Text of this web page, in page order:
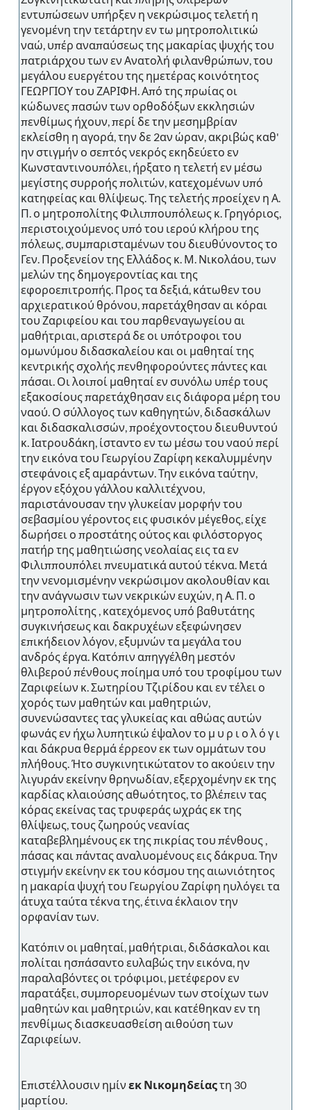
εντυπώσεων υπήρξεν η νεκρώσιμος τελετή η
γενομένη την τετάρτην εν τω μητροπολιτικώ
ναώ, υπέρ αναπαύσεως της μακαρίας ψυχής του
πατριάρχου των εν Ανατολή φιλανθρώπων, του
μεγάλου ευεργέτου της ημετέρας κοινότητος
ΓΕΩΡΓΙΟΥ του ΖΑΡΙΦΗ. Από της πρωίας οι
κώδωνες πασών των ορθοδόξων εκκλησιών
πενθίμως ήχουν, περί δε την μεσημβρίαν
εκλείσθη η αγορά, την δε 2αν ώραν, ακριβώς καθ'
ην στιγμήν ο σεπτός νεκρός εκηδεύετο εν
Κωνσταντινουπόλει, ήρξατο η τελετή εν μέσω
μεγίστης συρροής πολιτών, κατεχομένων υπό
κατηφείας και θλίψεως. Της τελετής προείχεν η Α.
Π. ο μητροπολίτης Φιλιππουπόλεως κ. Γρηγόριος,
περιστοιχούμενος υπό του ιερού κλήρου της
πόλεως, συμπαρισταμένων του διευθύνοντος το
Γεν. Προξενείον της Ελλάδος κ. Μ. Νικολάου, των
μελών της δημογεροντίας και της
εφοροεπιτροπής. Προς τα δεξιά, κάτωθεν του
αρχιερατικού θρόνου, παρετάχθησαν αι κόραι
του Ζαριφείου και του παρθεναγωγείου αι
μαθήτριαι, αριστερά δε οι υπότροφοι του
ομωνύμου διδασκαλείου και οι μαθηταί της
κεντρικής σχολής πενθηφορούντες πάντες και
πάσαι. Οι λοιποί μαθηταί εν συνόλω υπέρ τους
εξακοσίους παρετάχθησαν εις διάφορα μέρη του
ναού. Ο σύλλογος των καθηγητών, διδασκάλων
και διδασκαλισσών, προέχοντοςτου διευθυντού
κ. Ιατρουδάκη, ίσταντο εν τω μέσω του ναού περί
την εικόνα του Γεωργίου Ζαρίφη κεκαλυμμένην
στεφάνοις εξ αμαράντων. Την εικόνα ταύτην,
έργον εξόχου γάλλου καλλιτέχνου,
παριστάνουσαν την γλυκείαν μορφήν του
σεβασμίου γέροντος εις φυσικόν μέγεθος, είχε
δωρήσει ο προστάτης ούτος και φιλόστοργος
πατήρ της μαθητιώσης νεολαίας εις τα εν
Φιλιππουπόλει πνευματικά αυτού τέκνα. Μετά
την νενομισμένην νεκρώσιμον ακολουθίαν και
την ανάγνωσιν των νεκρικών ευχών, η Α. Π. ο
μητροπολίτης , κατεχόμενος υπό βαθυτάτης
συγκινήσεως και δακρυχέων εξεφώνησεν
επικήδειον λόγον, εξυμνών τα μεγάλα του
ανδρός έργα. Κατόπιν απηγγέλθη μεστόν
θλιβερού πένθους ποίημα υπό του τροφίμου των
Ζαριφείων κ. Σωτηρίου Τζιρίδου και εν τέλει ο
χορός των μαθητών και μαθητριών,
συνενώσαντες τας γλυκείας και αθώας αυτών
φωνάς εν ήχω λυπητικώ έψαλον το μ υ ρ ι ο λ ό γ ι
και δάκρυα θερμά έρρεον εκ των ομμάτων του
πλήθους. Ήτο συγκινητικώτατον το ακούειν την
λιγυράν εκείνην θρηνωδίαν, εξερχομένην εκ της
καρδίας κλαιούσης αθωότητος, το βλέπειν τας
κόρας εκείνας τας τρυφεράς ωχράς εκ της
θλίψεως, τους ζωηρούς νεανίας
καταβεβλημένους εκ της πικρίας του πένθους ,
πάσας και πάντας αναλυομένους εις δάκρυα. Την
στιγμήν εκείνην εκ του κόσμου της αιωνιότητος
η μακαρία ψυχή του Γεωργίου Ζαρίφη ηυλόγει τα
άτυχα ταύτα τέκνα της, έτινα έκλαιον την
ορφανίαν των.
Κατόπιν οι μαθηταί, μαθήτριαι, διδάσκαλοι και
πολίται ησπάσαντο ευλαβώς την εικόνα, ην
παραλαβόντες οι τρόφιμοι, μετέφερον εν
παρατάξει, συμπορευομένων των στοίχων των
μαθητών και μαθητριών, και κατέθηκαν εν τη
πενθίμως διασκευασθείση αιθούση των
Ζαριφείων.
Επιστέλλουσιν ημίν εκ Νικομηδείαςτη 30
μαρτίου.